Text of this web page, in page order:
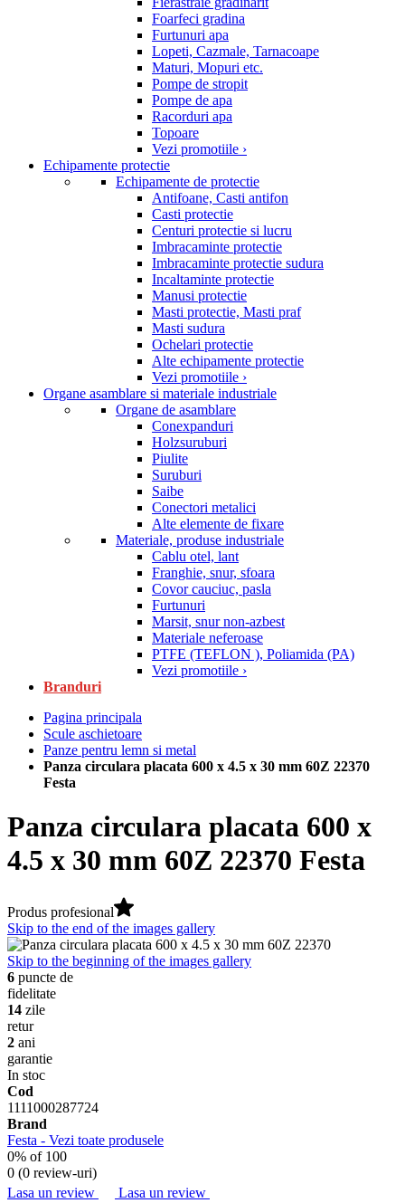
Foarfeci gradina
Furtunuri apa
Lopeti, Cazmale, Tarnacoape
Maturi, Mopuri etc.
Pompe de stropit
Pompe de apa
Racorduri apa
Topoare
Vezi promotiile ›
Echipamente protectie
Echipamente de protectie
Antifoane, Casti antifon
Casti protectie
Centuri protectie si lucru
Imbracaminte protectie
Imbracaminte protectie sudura
Incaltaminte protectie
Manusi protectie
Masti protectie, Masti praf
Masti sudura
Ochelari protectie
Alte echipamente protectie
Vezi promotiile ›
Organe asamblare si materiale industriale
Organe de asamblare
Conexpanduri
Holzsuruburi
Piulite
Suruburi
Saibe
Conectori metalici
Alte elemente de fixare
Materiale, produse industriale
Cablu otel, lant
Franghie, snur, sfoara
Covor cauciuc, pasla
Furtunuri
Marsit, snur non-azbest
Materiale neferoase
PTFE (TEFLON ), Poliamida (PA)
Vezi promotiile ›
Branduri
Pagina principala
Scule aschietoare
Panze pentru lemn si metal
Panza circulara placata 600 x 4.5 x 30 mm 60Z 22370
Festa
Panza circulara placata 600 x
4.5 x 30 mm 60Z 22370 Festa
Produs profesional
Skip to the end of the images gallery
Skip to the beginning of the images gallery
6 puncte de
fidelitate
14 zile
retur
2 ani
garantie
In stoc
Cod
1111000287724
Brand
Festa - Vezi toate produsele
0% of 100
0 (0 review-uri)
Lasa un review
Lasa un review